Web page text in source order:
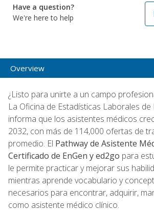
Have a question?
We're here to help
Overview
¿Listo para unirte a un campo
La Oficina de Estadísticas Laborales de
informa que los asistentes médicos
2032, con más de 114,000 ofertas de
promedio. El Pathway de Asistente
Certificado de EnGen y ed2go para
le permite practicar y mejorar sus
mientras aprende vocabulario y
necesarios para encontrar, adquirir,
como asistente médico clínico.